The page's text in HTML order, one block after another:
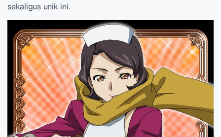
sekaligus unik ini.